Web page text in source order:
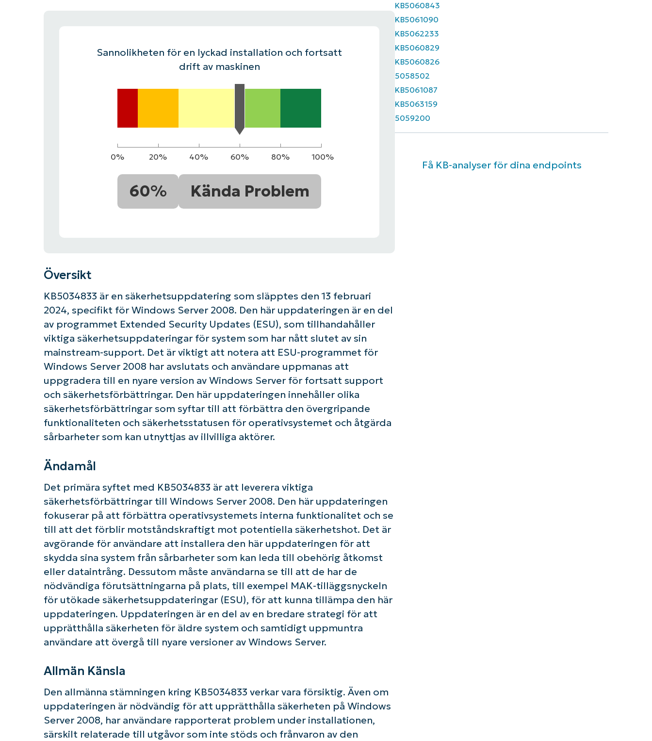
Sannolikheten för en lyckad installation och fortsatt
drift av maskinen
0% 20% 40% 60% 80% 100%
60% Kända Problem
Översikt
KB5034833 är en säkerhetsuppdatering som släpptes den 13 februari
2024, specifikt för Windows Server 2008. Den här uppdateringen är en del
av programmet Extended Security Updates (ESU), som tillhandahåller
viktiga säkerhetsuppdateringar för system som har nått slutet av sin
mainstream-support. Det är viktigt att notera att ESU-programmet för
Windows Server 2008 har avslutats och användare uppmanas att
uppgradera till en nyare version av Windows Server för fortsatt support
och säkerhetsförbättringar. Den här uppdateringen innehåller olika
säkerhetsförbättringar som syftar till att förbättra den övergripande
funktionaliteten och säkerhetsstatusen för operativsystemet och åtgärda
sårbarheter som kan utnyttjas av illvilliga aktörer.
Ändamål
Det primära syftet med KB5034833 är att leverera viktiga
säkerhetsförbättringar till Windows Server 2008. Den här uppdateringen
fokuserar på att förbättra operativsystemets interna funktionalitet och se
till att det förblir motståndskraftigt mot potentiella säkerhetshot. Det är
avgörande för användare att installera den här uppdateringen för att
skydda sina system från sårbarheter som kan leda till obehörig åtkomst
eller dataintrång. Dessutom måste användarna se till att de har de
nödvändiga förutsättningarna på plats, till exempel MAK-tilläggsnyckeln
för utökade säkerhetsuppdateringar (ESU), för att kunna tillämpa den här
uppdateringen. Uppdateringen är en del av en bredare strategi för att
upprätthålla säkerheten för äldre system och samtidigt uppmuntra
användare att övergå till nyare versioner av Windows Server.
Allmän Känsla
Den allmänna stämningen kring KB5034833 verkar vara försiktig. Även om
uppdateringen är nödvändig för att upprätthålla säkerheten på Windows
Server 2008, har användare rapporterat problem under installationen,
särskilt relaterade till utgåvor som inte stöds och frånvaron av den
KB5060843
KB5061090
KB5062233
KB5060829
KB5060826
5058502
KB5061087
KB5063159
5059200
Få KB-analyser för dina endpoints
Kom igång med NinjaOne AI-drivna KB-analyser!
First
and
name*
Business
email*
Country
Company
name*